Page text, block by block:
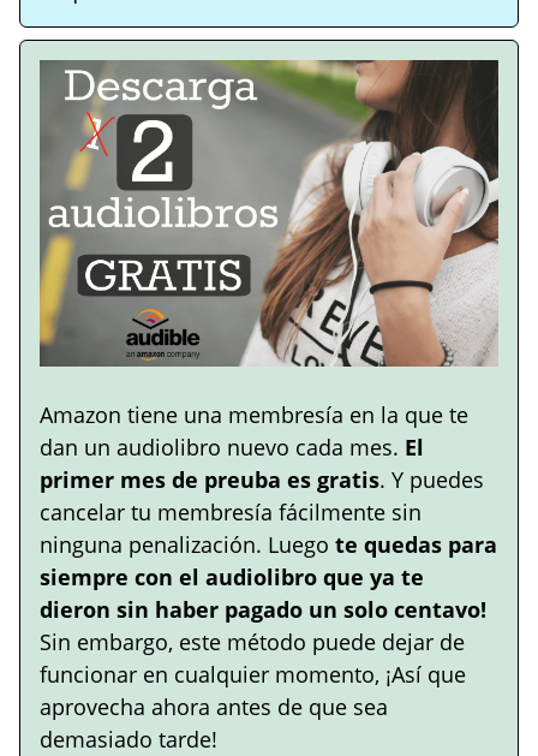
Amazon tiene una membresía en la que te
dan un audiolibro nuevo cada mes. El
primer mes de preuba es gratis. Y puedes
cancelar tu membresía fácilmente sin
ninguna penalización. Luego te quedas para
siempre con el audiolibro que ya te
dieron sin haber pagado un solo centavo!
Sin embargo, este método puede dejar de
funcionar en cualquier momento, ¡Así que
aprovecha ahora antes de que sea
demasiado tarde!